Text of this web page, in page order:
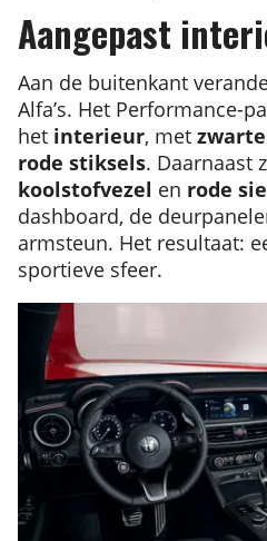
Aangepast
Aan de buitenkant
Alfa’s. Het Performance-
het interieur, met
rode stiksels. Daarnaast
koolstofvezel en rode
dashboard, de
armsteun. Het resultaat:
sportieve sfeer.